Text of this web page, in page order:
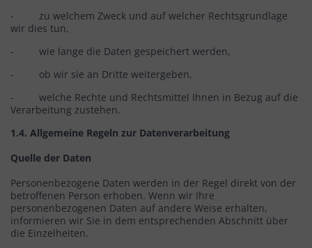
- zu welchem Zweck und auf welcher Rechtsgrundlage
wir dies tun,
- wie lange die Daten gespeichert werden,
- ob wir sie an Dritte weitergeben,
- welche Rechte und Rechtsmittel Ihnen in Bezug auf die
Verarbeitung zustehen.
1.4. Allgemeine Regeln zur Datenverarbeitung
Quelle der Daten
Personenbezogene Daten werden in der Regel direkt von der
betroffenen Person erhoben. Wenn wir Ihre
personenbezogenen Daten auf andere Weise erhalten,
informieren wir Sie in dem entsprechenden Abschnitt über
die Einzelheiten.